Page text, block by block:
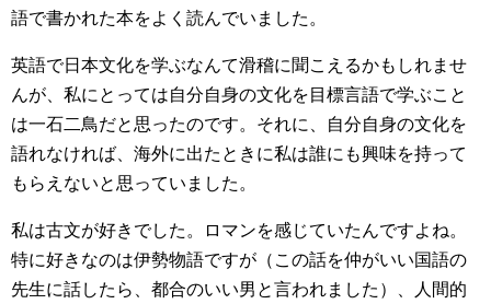
語で書かれた本をよく読んでいました。
英語で日本文化を学ぶなんて滑稽に聞こえるかもしれませ
んが、私にとっては自分自身の文化を目標言語で学ぶこと
は一石二鳥だと思ったのです。それに、自分自身の文化を
語れなければ、海外に出たときに私は誰にも興味を持って
もらえないと思っていました。
私は古文が好きでした。ロマンを感じていたんですよね。
特に好きなのは伊勢物語ですが（この話を仲がいい国語の
先生に話したら、都合のいい男と言われました）、人間的